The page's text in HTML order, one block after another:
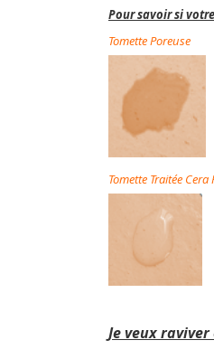
Pour savoir si
TomettePoreuse
Tomette Traitée Cera
Je veux